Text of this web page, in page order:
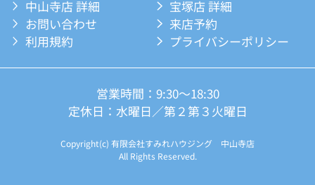
中山寺店 詳細
宝塚店 詳細
お問い合わせ
来店予約
利用規約
プライバシーポリシー
営業時間：9:30～18:30
定休日：水曜日／第２第３火曜日
Copyright(c) 有限会社すみれハウジング 中山寺店
All Rights Reserved.